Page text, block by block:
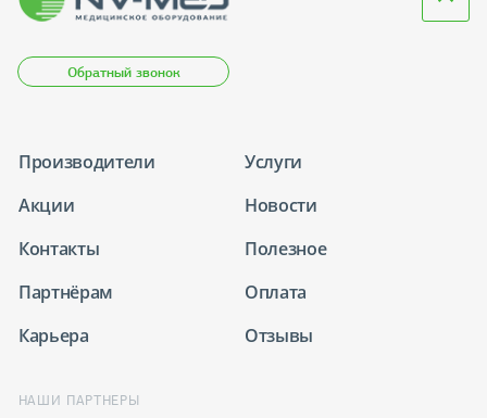
Обратный звонок
Производители
Услуги
Акции
Новости
Контакты
Полезное
Партнёрам
Оплата
Карьера
Отзывы
НАШИ ПАРТНЕРЫ